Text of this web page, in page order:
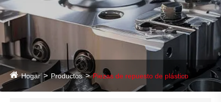
Hogar Productos Piezas de repuesto de plástico